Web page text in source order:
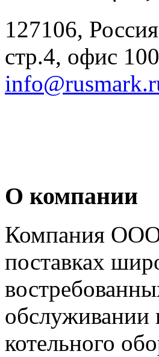
127106,
стр.4, офис
О компании
Компания ООО
поставках
обслуживании
котельного